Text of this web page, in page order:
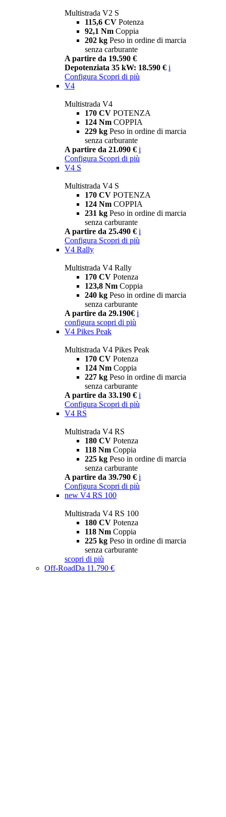
Multistrada V2 S
115,6 CV Potenza
92,1 Nm Coppia
202 kg Peso in ordine di marcia
senza carburante
A partire da 19.590 €
Depotenziata 35 kW: 18.590 € i
Configura Scopri di più
V4
Multistrada V4
170 CV POTENZA
124 Nm COPPIA
229 kg Peso in ordine di marcia
senza carburante
A partire da 21.090 € i
Configura Scopri di più
V4 S
Multistrada V4 S
170 CV POTENZA
124 Nm COPPIA
231 kg Peso in ordine di marcia
senza carburante
A partire da 25.490 € i
Configura Scopri di più
V4 Rally
Multistrada V4 Rally
170 CV Potenza
123,8 Nm Coppia
240 kg Peso in ordine di marcia
senza carburante
A partire da 29.190€ i
configura scopri di più
V4 Pikes Peak
Multistrada V4 Pikes Peak
170 CV Potenza
124 Nm Coppia
227 kg Peso in ordine di marcia
senza carburante
A partire da 33.190 € i
Configura Scopri di più
V4 RS
Multistrada V4 RS
180 CV Potenza
118 Nm Coppia
225 kg Peso in ordine di marcia
senza carburante
A partire da 39.790 € i
Configura Scopri di più
new V4 RS 100
Multistrada V4 RS 100
180 CV Potenza
118 Nm Coppia
225 kg Peso in ordine di marcia
senza carburante
scopri di più
Off-RoadDa 11.790 €